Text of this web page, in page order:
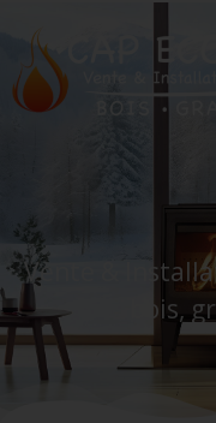
Vente &
bois,